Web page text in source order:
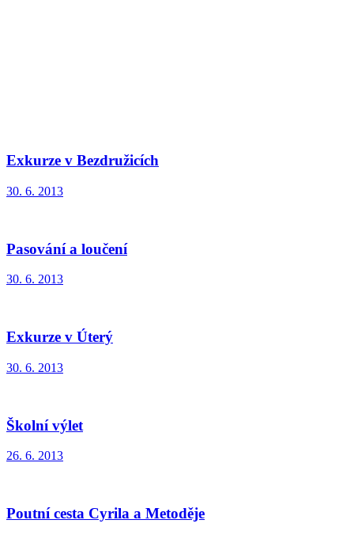
Exkurze v Bezdružicích
30. 6. 2013
Pasování a loučení
30. 6. 2013
Exkurze v Úterý
30. 6. 2013
Školní výlet
26. 6. 2013
Poutní cesta Cyrila a Metoděje